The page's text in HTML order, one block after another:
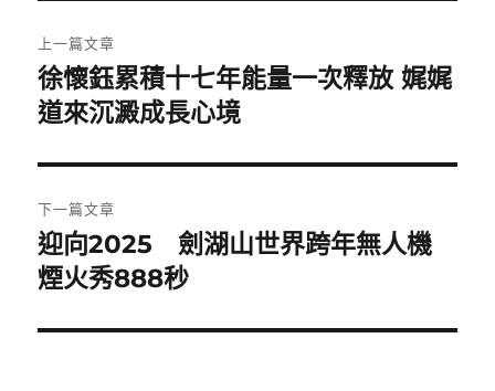
章
導
覽
上一篇文章
上
一
文
章:
徐懷鈺累積十七年能量一次釋放 娓娓
道來沉澱成長心境
下一篇文章
下
一
文
迎向2025 劍湖山世界跨年無人機
煙火秀888秒